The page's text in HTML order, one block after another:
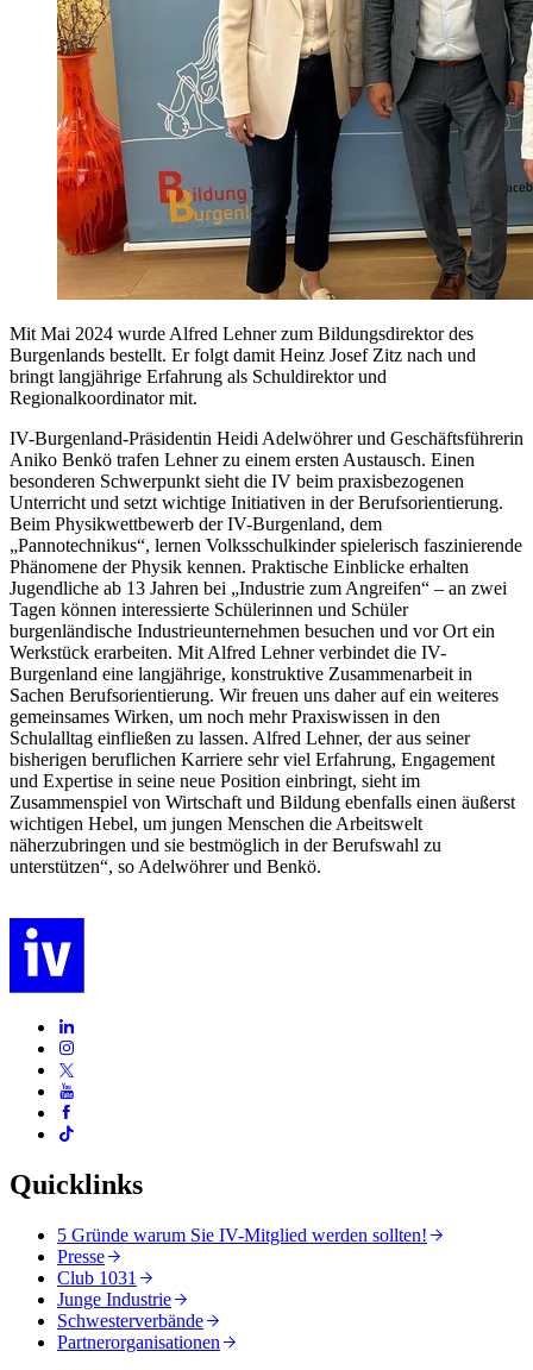
Mit Mai 2024 wurde Alfred Lehner zum Bildungsdirektor des
Burgenlands bestellt. Er folgt damit Heinz Josef Zitz nach und
bringt langjährige Erfahrung als Schuldirektor und
Regionalkoordinator mit.
IV-Burgenland-Präsidentin Heidi Adelwöhrer und Geschäftsführerin
Aniko Benkö trafen Lehner zu einem ersten Austausch. Einen
besonderen Schwerpunkt sieht die IV beim praxisbezogenen
Unterricht und setzt wichtige Initiativen in der Berufsorientierung.
Beim Physikwettbewerb der IV-Burgenland, dem
„Pannotechnikus“, lernen Volksschulkinder spielerisch faszinierende
Phänomene der Physik kennen. Praktische Einblicke erhalten
Jugendliche ab 13 Jahren bei „Industrie zum Angreifen“ – an zwei
Tagen können interessierte Schülerinnen und Schüler
burgenländische Industrieunternehmen besuchen und vor Ort ein
Werkstück erarbeiten. Mit Alfred Lehner verbindet die IV-
Burgenland eine langjährige, konstruktive Zusammenarbeit in
Sachen Berufsorientierung. Wir freuen uns daher auf ein weiteres
gemeinsames Wirken, um noch mehr Praxiswissen in den
Schulalltag einfließen zu lassen. Alfred Lehner, der aus seiner
bisherigen beruflichen Karriere sehr viel Erfahrung, Engagement
und Expertise in seine neue Position einbringt, sieht im
Zusammenspiel von Wirtschaft und Bildung ebenfalls einen äußerst
wichtigen Hebel, um jungen Menschen die Arbeitswelt
näherzubringen und sie bestmöglich in der Berufswahl zu
unterstützen“, so Adelwöhrer und Benkö.
Quicklinks
5 Gründe warum Sie IV-Mitglied werden sollten!
Presse
Club 1031
Junge Industrie
Schwesterverbände
Partnerorganisationen